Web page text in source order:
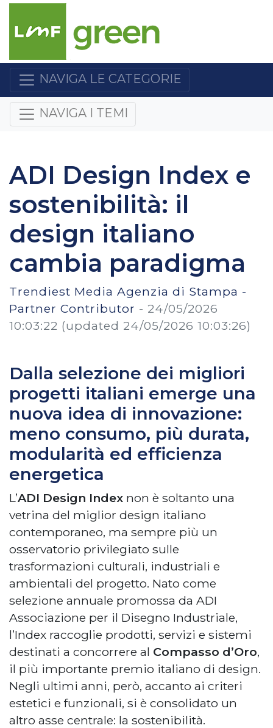
NAVIGA LE CATEGORIE
NAVIGA I TEMI
ADI Design Index e
sostenibilità: il
design italiano
cambia paradigma
Trendiest Media Agenzia di Stampa -
Partner Contributor - 24/05/2026
10:03:22 (updated 24/05/2026 10:03:26)
Dalla selezione dei migliori
progetti italiani emerge una
nuova idea di innovazione:
meno consumo, più durata,
modularità ed efficienza
energetica
L’ADI Design Index non è soltanto una
vetrina del miglior design italiano
contemporaneo, ma sempre più un
osservatorio privilegiato sulle
trasformazioni culturali, industriali e
ambientali del progetto. Nato come
selezione annuale promossa da ADI
Associazione per il Disegno Industriale,
l’Index raccoglie prodotti, servizi e sistemi
destinati a concorrere al Compasso d’Oro,
il più importante premio italiano di design.
Negli ultimi anni, però, accanto ai criteri
estetici e funzionali, si è consolidato un
altro asse centrale: la sostenibilità.